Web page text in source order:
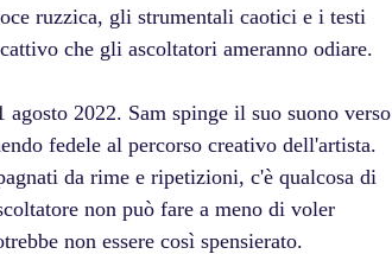
ruzzica, gli strumentali caotici e i testi
che gli ascoltatori ameranno odiare.
2022. Sam spinge il suo suono verso
fedele al percorso creativo dell'artista.
da rime e ripetizioni, c'è qualcosa di
non può fare a meno di voler
non essere così spensierato.